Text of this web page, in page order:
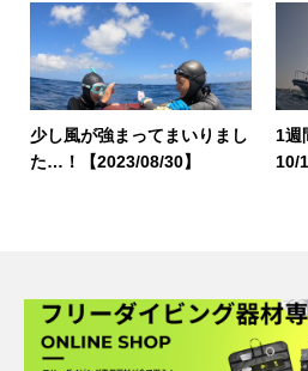
少し風が強まってまいりまし
た…！【2023/08/30】
1週
10/